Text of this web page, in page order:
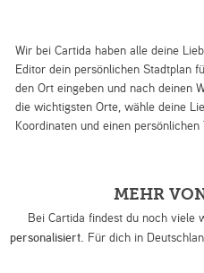
Wir bei Cartida haben alle deine
Editor dein persönlichen Stadtplan
den Ort eingeben und nach deinen
die wichtigsten Orte, wähle deine
Koordinaten und einen
MEHR
Bei Cartida findest du noch viele
personalisiert. Für dich in